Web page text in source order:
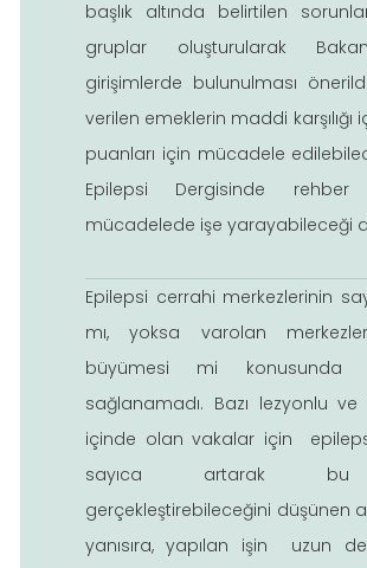
başlık altında belirtilen
gruplar oluşturularak
girişimlerde bulunulması
verilen emeklerin maddi karşılığı
puanları için mücadele
Epilepsi Dergisinde rehber
mücadelede işe yarayabileceği
Epilepsi cerrahi merkezlerinin
mı, yoksa varolan
büyümesi mi konusunda
sağlanamadı. Bazı lezyonlu
içinde olan vakalar için
sayıca artarak bu
gerçekleştirebileceğini düşünen
yanısıra, yapılan işin uzun